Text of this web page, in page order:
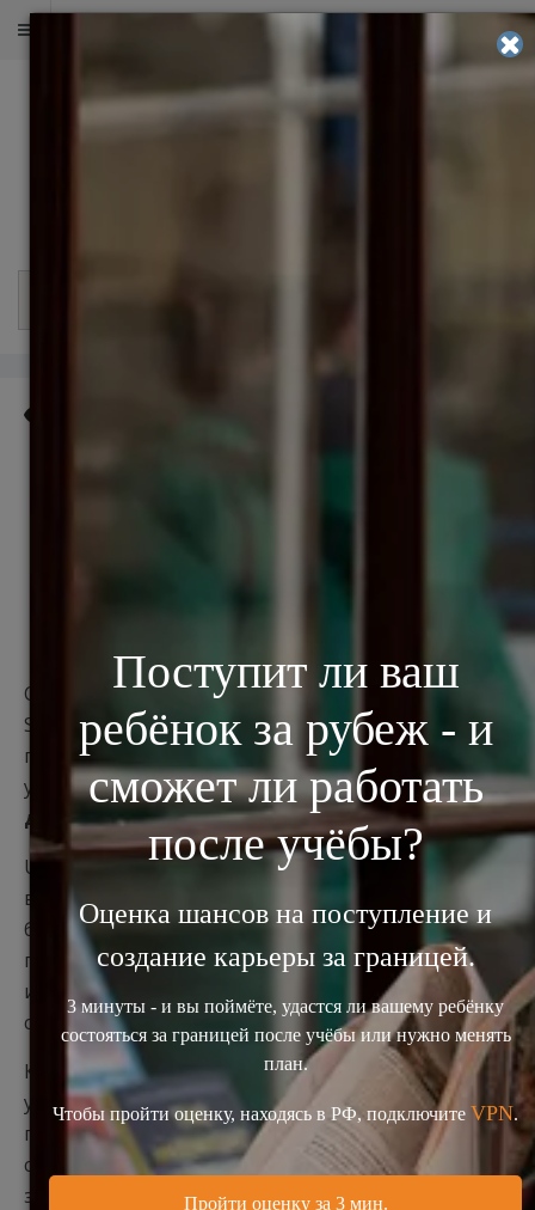
ОЦЕНИТЕ ШАНСЫ НА ПОСТУПЛЕНИЕ
Отправка онлайн заявки в
через UCAS
Система UCAS (Universities and Colleges Admissions
Service) помогает абитуриентам находить
подходящие программы для обучения в
университетах Великобритании иподавать
документыв интересующие вузы.
UCAS был создан в 1961 году, когда, по решению
ведущих учебных заведений Великобритании,
была сформирована централизованная система
подачи заявлений в большинство университетов
и колледжей с использованием универсальной
стандартизованной формы.
Компьютерная база данных UCAS содержит все
учебные программы
и требования для
поступления на них. Студенты регистрируются на
сайте сервиса, заполняют стандартную онлайн
заявку, и система подбирает подходящие